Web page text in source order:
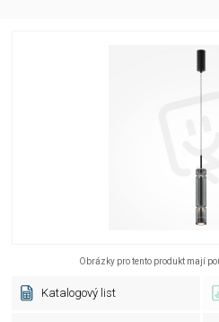
Obrázky pro tento produkt mají
Katalogový list